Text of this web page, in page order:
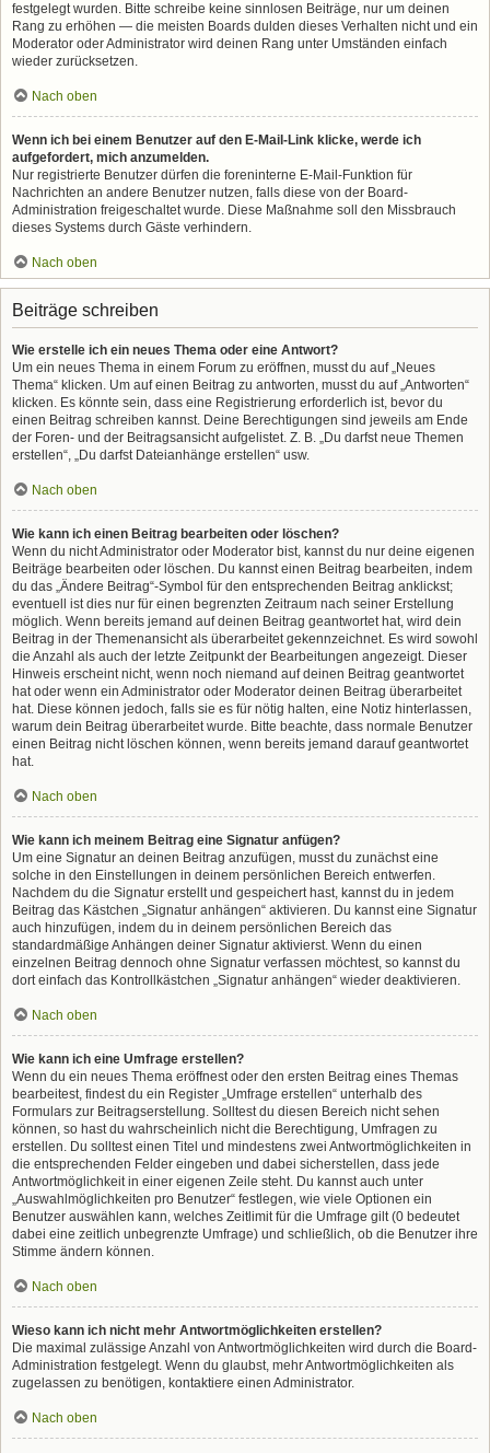
festgelegt wurden. Bitte schreibe keine sinnlosen Beiträge, nur um deinen
Rang zu erhöhen — die meisten Boards dulden dieses Verhalten nicht und ein
Moderator oder Administrator wird deinen Rang unter Umständen einfach
wieder zurücksetzen.
Nach oben
Wenn ich bei einem Benutzer auf den E-Mail-Link klicke, werde ich
aufgefordert, mich anzumelden.
Nur registrierte Benutzer dürfen die foreninterne E-Mail-Funktion für
Nachrichten an andere Benutzer nutzen, falls diese von der Board-
Administration freigeschaltet wurde. Diese Maßnahme soll den Missbrauch
dieses Systems durch Gäste verhindern.
Nach oben
Beiträge schreiben
Wie erstelle ich ein neues Thema oder eine Antwort?
Um ein neues Thema in einem Forum zu eröffnen, musst du auf „Neues
Thema“ klicken. Um auf einen Beitrag zu antworten, musst du auf „Antworten“
klicken. Es könnte sein, dass eine Registrierung erforderlich ist, bevor du
einen Beitrag schreiben kannst. Deine Berechtigungen sind jeweils am Ende
der Foren- und der Beitragsansicht aufgelistet. Z. B. „Du darfst neue Themen
erstellen“, „Du darfst Dateianhänge erstellen“ usw.
Nach oben
Wie kann ich einen Beitrag bearbeiten oder löschen?
Wenn du nicht Administrator oder Moderator bist, kannst du nur deine eigenen
Beiträge bearbeiten oder löschen. Du kannst einen Beitrag bearbeiten, indem
du das „Ändere Beitrag“-Symbol für den entsprechenden Beitrag anklickst;
eventuell ist dies nur für einen begrenzten Zeitraum nach seiner Erstellung
möglich. Wenn bereits jemand auf deinen Beitrag geantwortet hat, wird dein
Beitrag in der Themenansicht als überarbeitet gekennzeichnet. Es wird sowohl
die Anzahl als auch der letzte Zeitpunkt der Bearbeitungen angezeigt. Dieser
Hinweis erscheint nicht, wenn noch niemand auf deinen Beitrag geantwortet
hat oder wenn ein Administrator oder Moderator deinen Beitrag überarbeitet
hat. Diese können jedoch, falls sie es für nötig halten, eine Notiz hinterlassen,
warum dein Beitrag überarbeitet wurde. Bitte beachte, dass normale Benutzer
einen Beitrag nicht löschen können, wenn bereits jemand darauf geantwortet
hat.
Nach oben
Wie kann ich meinem Beitrag eine Signatur anfügen?
Um eine Signatur an deinen Beitrag anzufügen, musst du zunächst eine
solche in den Einstellungen in deinem persönlichen Bereich entwerfen.
Nachdem du die Signatur erstellt und gespeichert hast, kannst du in jedem
Beitrag das Kästchen „Signatur anhängen“ aktivieren. Du kannst eine Signatur
auch hinzufügen, indem du in deinem persönlichen Bereich das
standardmäßige Anhängen deiner Signatur aktivierst. Wenn du einen
einzelnen Beitrag dennoch ohne Signatur verfassen möchtest, so kannst du
dort einfach das Kontrollkästchen „Signatur anhängen“ wieder deaktivieren.
Nach oben
Wie kann ich eine Umfrage erstellen?
Wenn du ein neues Thema eröffnest oder den ersten Beitrag eines Themas
bearbeitest, findest du ein Register „Umfrage erstellen“ unterhalb des
Formulars zur Beitragserstellung. Solltest du diesen Bereich nicht sehen
können, so hast du wahrscheinlich nicht die Berechtigung, Umfragen zu
erstellen. Du solltest einen Titel und mindestens zwei Antwortmöglichkeiten in
die entsprechenden Felder eingeben und dabei sicherstellen, dass jede
Antwortmöglichkeit in einer eigenen Zeile steht. Du kannst auch unter
„Auswahlmöglichkeiten pro Benutzer“ festlegen, wie viele Optionen ein
Benutzer auswählen kann, welches Zeitlimit für die Umfrage gilt (0 bedeutet
dabei eine zeitlich unbegrenzte Umfrage) und schließlich, ob die Benutzer ihre
Stimme ändern können.
Nach oben
Wieso kann ich nicht mehr Antwortmöglichkeiten erstellen?
Die maximal zulässige Anzahl von Antwortmöglichkeiten wird durch die Board-
Administration festgelegt. Wenn du glaubst, mehr Antwortmöglichkeiten als
zugelassen zu benötigen, kontaktiere einen Administrator.
Nach oben